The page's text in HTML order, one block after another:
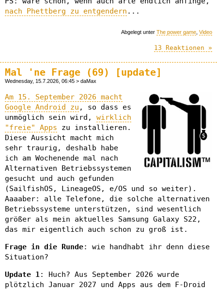
nach Phettberg zu entgendern ...
Abgelegt unter The power game Video
13 Reaktionen »
Mal 'ne Frage (69) [update]
Wednesday, 15.7.2026, 06:45 > daMax
Am 15. September 2026 macht
Google Android zu , so dass es
unmöglich sein wird, wirklich
"freie" Apps zu installieren.
Diese Aussicht macht mich
sehr traurig, deshalb habe
ich am Wochenende mal nach
Alternativen Betriebssystemen
gesucht und auch gefunden
(SailfishOS, LineageOS, e/OS und so weiter).
Aaaaber: alle Telefone, die solche alternativen
Betriebssysteme unterstützen, sind wesentlich
größer als mein aktuelles Samsung Galaxy S22,
das mir eigentlich auch schon zu groß ist.
Frage in die Runde: wie handhabt ihr denn diese
Situation?
Update 1: Huch? Aus September 2026 wurde
plötzlich Januar 2027 und Apps aus dem F-Droid